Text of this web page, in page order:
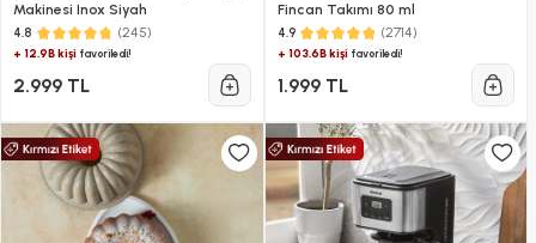
Makinesi Inox Siyah
4.8 (245)
+ 12.9B kişi favoriledi!
2.999 TL
Fincan Takımı 80 ml
4.9 (2714)
+ 103.6B kişifavoriledi!
1.999 TL